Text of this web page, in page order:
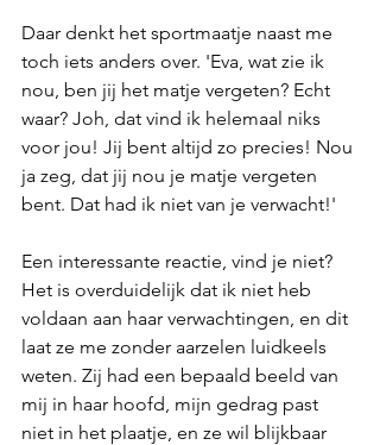
Daar denkt het sportmaatje naast me
toch iets anders over. 'Eva, wat zie ik
nou, ben jij het matje vergeten? Echt
waar? Joh, dat vind ik helemaal niks
voor jou! Jij bent altijd zo precies! Nou
ja zeg, dat jij nou je matje vergeten
bent. Dat had ik niet van je verwacht!'
Een interessante reactie, vind je niet?
Het is overduidelijk dat ik niet heb
voldaan aan haar verwachtingen, en dit
laat ze me zonder aarzelen luidkeels
weten. Zij had een bepaald beeld van
mij in haar hoofd, mijn gedrag past
niet in het plaatje, en ze wil blijkbaar